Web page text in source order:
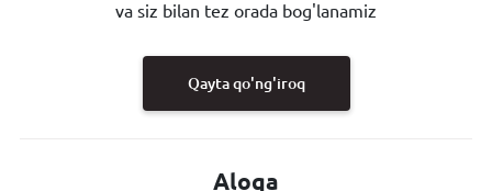
va siz bilan tez orada bog'lanamiz
Qayta qo'ng'iroq
Aloqa